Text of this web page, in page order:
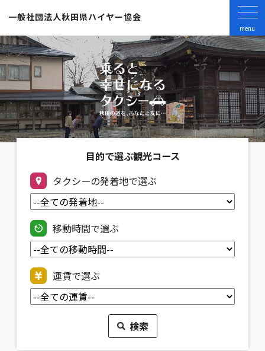
一般社団法人秋田県ハイヤー協会
menu
目的で選ぶ観光コース
タクシーの発着地で選ぶ
移動時間で選ぶ
運賃で選ぶ